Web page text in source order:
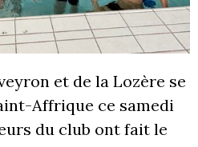
et de la Lozère se
Affrique ce samedi
du club ont fait le